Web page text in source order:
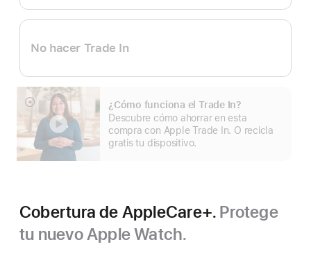
No hacer Trade In
¿Cómo funciona el Trade In?
Descubre cómo ahorrar en esta
compra con Apple Trade In. O recicla
gratis tu dispositivo.
Mostrar
más
Cobertura de AppleCare+. Protege
tu nuevo Apple Watch.